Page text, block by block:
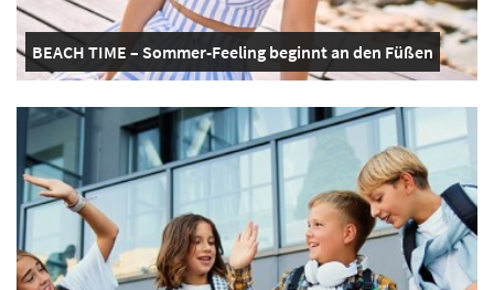
BEACH TIME – Sommer-Feeling beginnt an den Füßen